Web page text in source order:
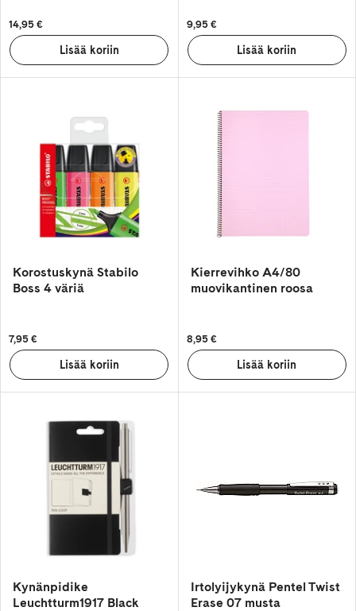
14,95 € 9,95 €
Korostuskynä Stabilo
Boss 4 väriä
7,95 €
Kierrevihko A4/80
muovikantinen roosa
8,95 €
Kynänpidike
Leuchtturm1917 Black
Irtolyijykynä Pentel Twist
Erase 07 musta